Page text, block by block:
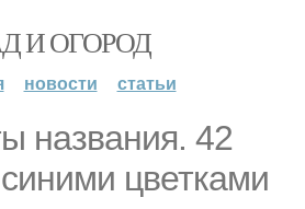
И ОГОРОД
новости статьи
названия. 42
цветками